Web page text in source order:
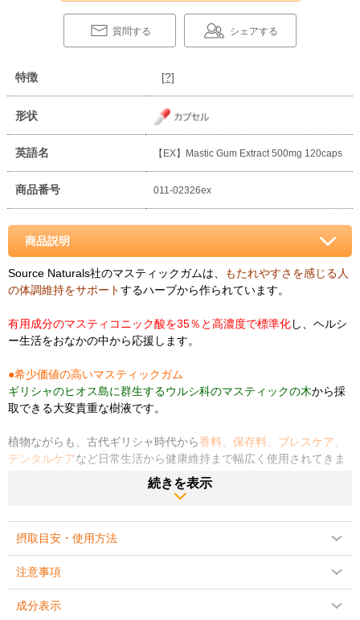
質問する シェアする
特徴 [?]
形状
英語名 【EX】Mastic Gum Extract 500mg 120caps
商品番号 011-02326ex
商品説明
Source Naturals社のマスティックガムは、
もたれやすさを感じる人
の体調維持をサポートするハーブから作られています。
有用成分のマスティコニック酸を35％と高濃度で標準化し、ヘルシ
ー生活をおなかの中から応援します。
●希少価値の高いマスティックガム
ギリシャのヒオス島に群生するウルシ科のマスティックの木から採
取できる大変貴重な樹液です。
植物ながらも、古代ギリシャ時代から香料、保存料、ブレスケア、
デンタルケアなど日常生活から健康維持まで幅広く使用されてきま
ムは、今ではお口の健康や体調管理に関する有用性に注目が集ま
り、多くの研究で知られるようになりました。
こってりした料理を食べた後や暴飲暴食した後に、
なんだか「もた
れるなぁ～」と感じている方はもちろん、
続きを表示
摂取目安・使用方法
注意事項
成分表示